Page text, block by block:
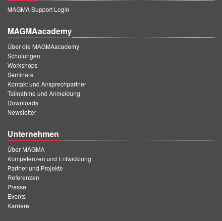
MAGMA Support Login
MAGMAacademy
Über die MAGMAacademy
Schulungen
Workshops
Seminare
Kontakt und Ansprechpartner
Teilnahme und Anmeldung
Downloads
Newsletter
Unternehmen
Über MAGMA
Kompetenzen und Entwicklung
Partner und Projekte
Referenzen
Presse
Events
Karriere